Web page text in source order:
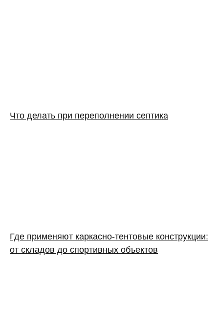
Что делать при переполнении септика
Где применяют каркасно‑тентовые конструкции:
от складов до спортивных объектов